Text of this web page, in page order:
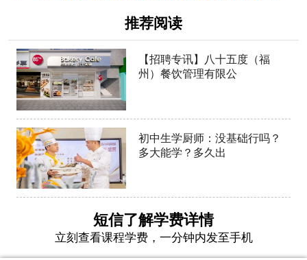
推荐阅读
【招聘专讯】八十五度（福
州）餐饮管理有限公
初中生学厨师：没基础行吗？
多大能学？多久出
短信了解学费详情
立刻查看课程学费，一分钟内发至手机